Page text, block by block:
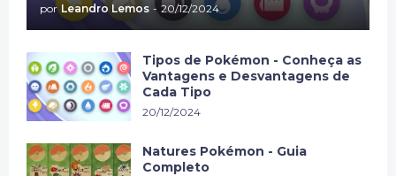
por Leandro Lemos - 20/12/2024
Tipos de Pokémon - Conheça as
Vantagens e Desvantagens de
Cada Tipo
20/12/2024
Natures Pokémon - Guia
Completo